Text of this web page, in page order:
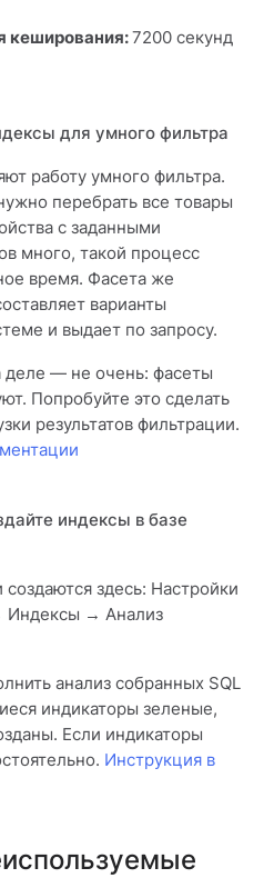
кеширования:7200 секунд
для умного фильтра
работу умного фильтра.
перебрать все товары
с заданными
много, такой процесс
время. Фасета же
варианты
и выдает по запросу.
деле — не очень: фасеты
Попробуйте это сделать
результатов фильтрации.
индексы в базе
здесь: Настройки
Индексы → Анализ
анализ собранных SQL
индикаторы зеленые,
Если индикаторы
Инструкция в